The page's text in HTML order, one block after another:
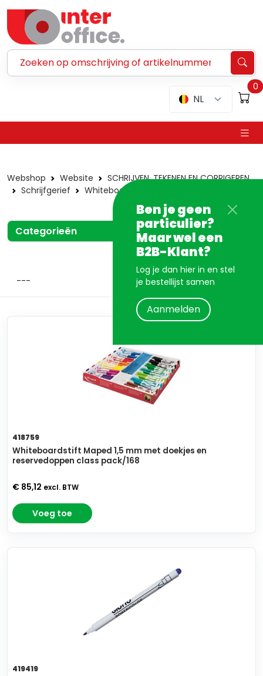
NL
0
Ben je geen
particulier?
Maar wel een
B2B-Klant?
Log je dan hier in en stel
je bestellijst samen
Aanmelden
Webshop Website
SCHRIJVEN, TEKENEN EN CORRIGEREN
Schrijfgerief
Whiteboardstiften
Categorieën
418759
Whiteboardstift Maped 1,5 mm met doekjes en
reservedoppen class pack/168
€ 85,12 excl. BTW
Voeg toe
419419